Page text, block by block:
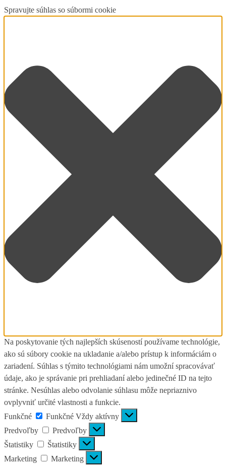
Spravujte súhlas so súbormi cookie
Na poskytovanie tých najlepších skúseností používame technológie,
ako sú súbory cookie na ukladanie a/alebo prístup k informáciám o
zariadení. Súhlas s týmito technológiami nám umožní spracovávať
údaje, ako je správanie pri prehliadaní alebo jedinečné ID na tejto
stránke. Nesúhlas alebo odvolanie súhlasu môže nepriaznivo
ovplyvniť určité vlastnosti a funkcie.
Funkčné
Funkčné Vždy aktívny
Predvoľby
Predvoľby
Štatistiky
Štatistiky
Marketing
Marketing